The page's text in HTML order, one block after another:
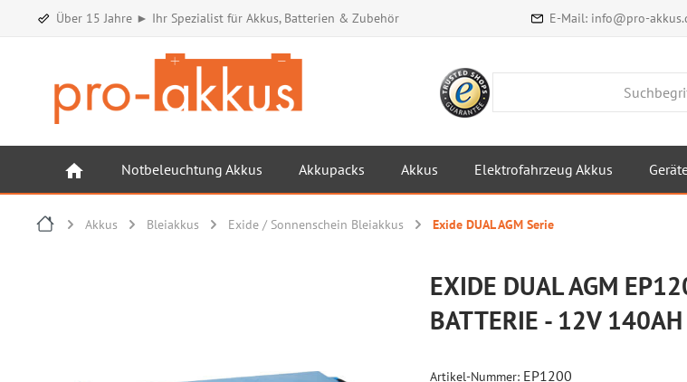
Über 15 Jahre ► Ihr Spezialist für Akkus, Batterien & Zubehör E-Mail: info@pro-
Notbeleuchtung Akkus Akkupacks Akkus Elektrofahrzeug Akkus
Akkus Bleiakkus Exide / Sonnenschein Bleiakkus Exide DUAL AGM Serie
EXIDE DUAL AGM
BATTERIE - 12V 140AH
Artikel-Nummer: EP1200